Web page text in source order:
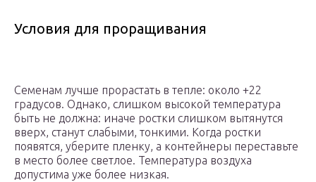
Условия для проращивания
Семенам лучше прорастать в тепле: около +22
градусов. Однако, слишком высокой температура
быть не должна: иначе ростки слишком вытянутся
вверх, станут слабыми, тонкими. Когда ростки
появятся, уберите пленку, а контейнеры переставьте
в место более светлое. Температура воздуха
допустима уже более низкая.